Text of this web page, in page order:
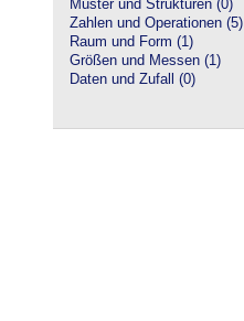
Muster und Strukturen (0)
Zahlen und Operationen (5)
Raum und Form (1)
Größen und Messen (1)
Daten und Zufall (0)